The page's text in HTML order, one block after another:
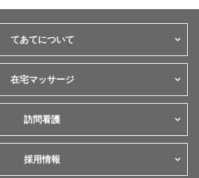
てあてについて
在宅マッサージ
訪問看護
採用情報